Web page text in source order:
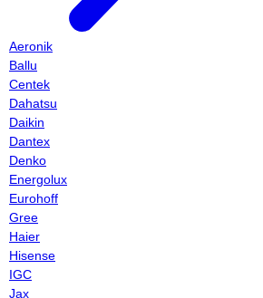
Aeronik
Ballu
Centek
Dahatsu
Daikin
Dantex
Denko
Energolux
Eurohoff
Gree
Haier
Hisense
IGC
Jax